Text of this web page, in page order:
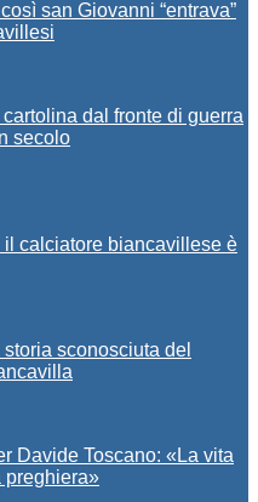
san Giovanni “entrava”
dal fronte di guerra
secolo
calciatore biancavillese è
sconosciuta del
Davide Toscano: «La vita
preghiera»